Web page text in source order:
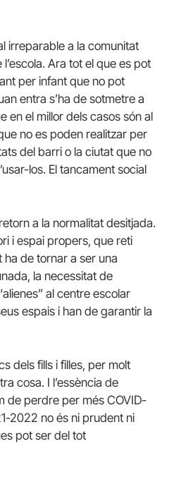
irreparable a la comunitat
Ara tot el que es pot
per infant que no pot
entra s’ha de sotmetre a
en el millor dels casos són al
no es poden realitzar per
del barri o la ciutat que no
los. El tancament social
a la normalitat desitjada.
i espai propers, que reti
de tornar a ser una
la necessitat de
al centre escolar
espais i han de garantir la
dels fills i filles, per molt
cosa. I l’essència de
de perdre per més COVID-
2022 no és ni prudent ni
pot ser del tot